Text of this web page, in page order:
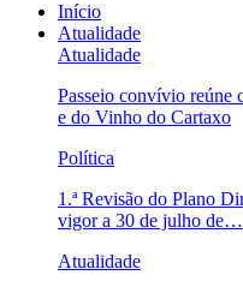
Início
Atualidade
Atualidade
Passeio convívio reúne
e do Vinho do Cartaxo
Política
1.ª Revisão do Plano
vigor a 30 de julho de…
Atualidade